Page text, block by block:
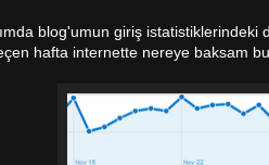
blog'umun giriş istatistiklerindeki
hafta internette nereye baksam